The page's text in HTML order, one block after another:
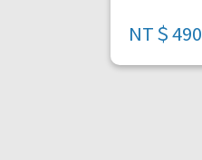
NT＄490